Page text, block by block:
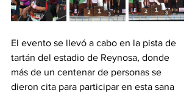
El evento se llevó a cabo en la pista de
tartán del estadio de Reynosa, donde
más de un centenar de personas se
dieron cita para participar en esta sana